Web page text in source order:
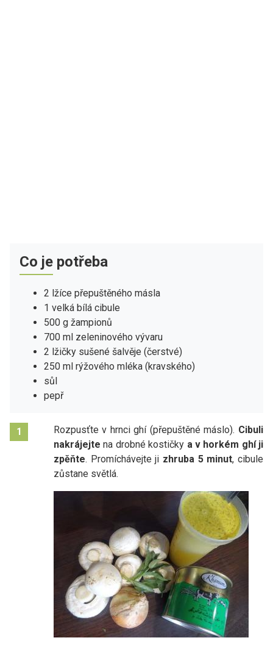
Co je potřeba
2 lžíce přepuštěného másla
1 velká bílá cibule
500 g žampionů
700 ml zeleninového vývaru
2 lžičky sušené šalvěje (čerstvé)
250 ml rýžového mléka (kravského)
sůl
pepř
1 Rozpusťte v hrnci ghí (přepuštěné máslo). Cibuli
nakrájejte na drobné kostičky a v horkém ghí ji
zpěňte. Promíchávejte ji zhruba 5 minut, cibule
zůstane světlá.